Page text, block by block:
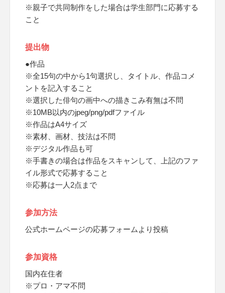
※親子で共同制作をした場合は学生部門に応募する
こと
提出物
●作品
※全15句の中から1句選択し、タイトル、作品コメ
ントを記入すること
※選択した俳句の画中への描きこみ有無は不問
※10MB以内のjpeg/png/pdfファイル
※作品はA4サイズ
※素材、画材、技法は不問
※デジタル作品も可
※手書きの場合は作品をスキャンして、上記のファ
イル形式で応募すること
※応募は一人2点まで
参加方法
公式ホームページの応募フォームより投稿
参加資格
国内在住者
※プロ・アマ不問